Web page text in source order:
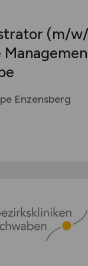
(m/
Enzensberg